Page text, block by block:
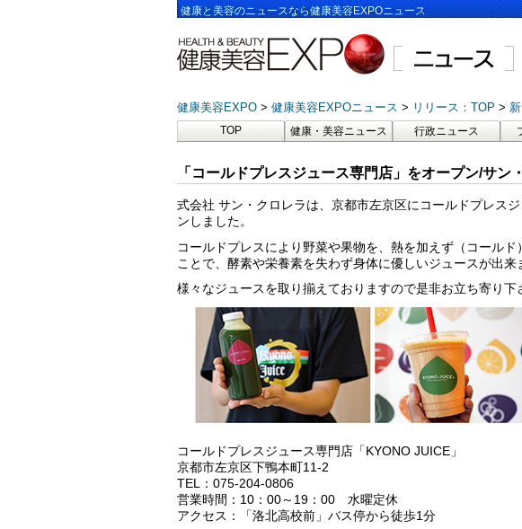
健康と美容のニュースなら健康美容EXPOニュース
健康美容EXPO 健康美容EXPOニュース リリース：TOP
TOP 健康・美容ニュース 行政ニュース
「コールドプレスジュース専門店」をオープン/サン
式会社 サン・クロレラは、京都市左京区にコールドプレス
ンしました。
コールドプレスにより野菜や果物を、熱を加えず（コールド
ことで、酵素や栄養素を失わず身体に優しいジュースが出来
様々なジュースを取り揃えておりますので是非お立ち寄り下
コールドプレスジュース専門店「KYONO JUICE」
京都市左京区下鴨本町11-2
TEL：075-204-0806
営業時間：10：00～19：00 水曜定休
アクセス：「洛北高校前」バス停から徒歩1分